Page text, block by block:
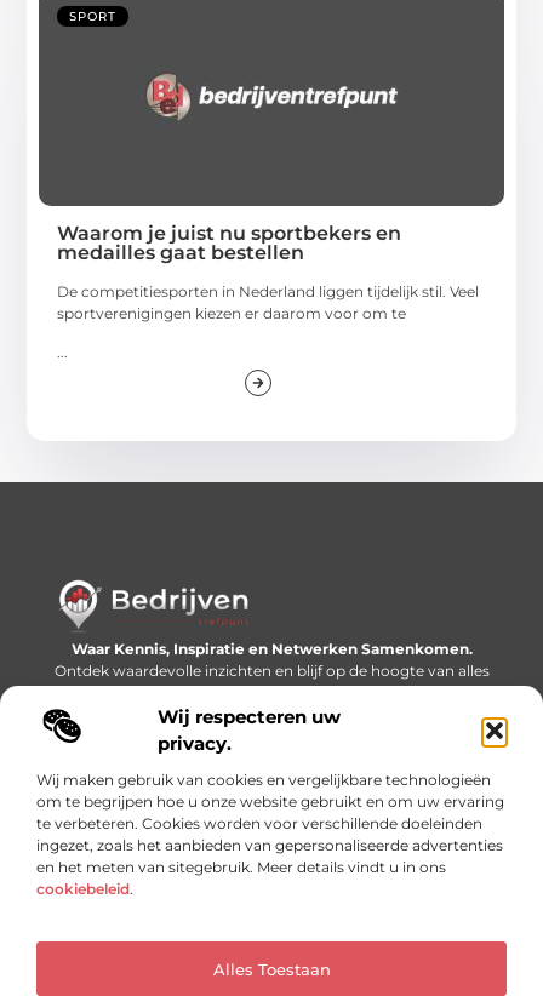
Wij respecteren uw
privacy.
Wij maken gebruik van cookies en vergelijkbare technologieën
om te begrijpen hoe u onze website gebruikt en om uw ervaring
te verbeteren. Cookies worden voor verschillende doeleinden
ingezet, zoals het aanbieden van gepersonaliseerde advertenties
en het meten van sitegebruik. Meer details vindt u in ons
cookiebeleid.
Alles Toestaan
SPORT
Waarom je juist nu sportbekers en
medailles gaat bestellen
De competitiesporten in Nederland liggen tijdelijk stil. Veel
sportverenigingen kiezen er daarom voor om te
Waar Kennis, Inspiratie en Netwerken Samenkomen.
Ontdek waardevolle inzichten en blijf op de hoogte van alles
wat er speelt in de wereld.
Bericht categorie
Onze informatie